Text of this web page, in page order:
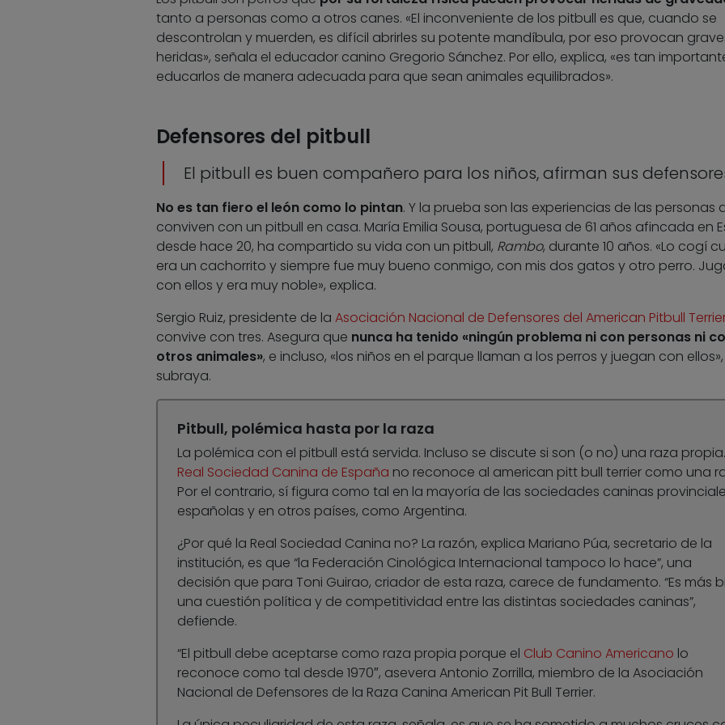
tanto a personas como a otros canes. «El inconveniente de los pitbull es que, cuando se
descontrolan y muerden, es difícil abrirles su potente mandíbula, por eso provocan
heridas», señala el educador canino Gregorio Sánchez. Por ello, explica, «es tan
educarlos de manera adecuada para que sean animales equilibrados».
Defensores del pitbull
El pitbull es buen compañero para los niños, afirman sus
No es tan fiero el león como lo pintan. Y la prueba son las experiencias de las personas
conviven con un pitbull en casa. María Emilia Sousa, portuguesa de 61 años afincada en
desde hace 20, ha compartido su vida con un pitbull, Rambo, durante 10 años. «Lo cogí
era un cachorrito y siempre fue muy bueno conmigo, con mis dos gatos y otro perro.
con ellos y era muy noble», explica.
Sergio Ruiz, presidente de la Asociación Nacional de Defensores del American Pitbull
convive con tres. Asegura que nunca ha tenido «ningún problema ni con personas ni
otros animales», e incluso, «los niños en el parque llaman a los perros y juegan con ellos»,
subraya.
Pitbull, polémica hasta por la raza
La polémica con el pitbull está servida. Incluso se discute si son (o no) una raza
Real Sociedad Canina de España no reconoce al american pitt bull terrier como una
Por el contrario, sí figura como tal en la mayoría de las sociedades caninas
españolas y en otros países, como Argentina.
¿Por qué la Real Sociedad Canina no? La razón, explica Mariano Púa, secretario de la
institución, es que “la Federación Cinológica Internacional tampoco lo hace”, una
decisión que para Toni Guirao, criador de esta raza, carece de fundamento. “Es más
una cuestión política y de competitividad entre las distintas sociedades caninas”,
defiende.
“El pitbull debe aceptarse como raza propia porque el Club Canino Americano lo
reconoce como tal desde 1970″, asevera Antonio Zorrilla, miembro de la Asociación
Nacional de Defensores de la Raza Canina American Pit Bull Terrier.